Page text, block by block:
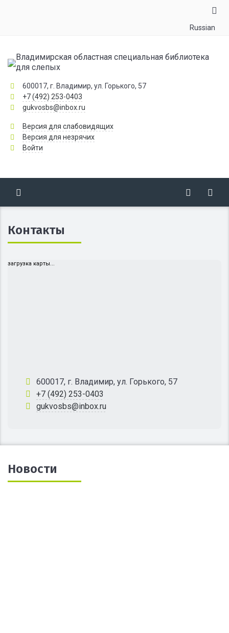
Russian
Владимирская областная специальная библиотека
для слепых
600017, г. Владимир, ул. Горького, 57
+7 (492) 253-0403
gukvosbs@inbox.ru
Версия для слабовидящих
Версия для незрячих
Войти
Контакты
загрузка карты...
600017, г. Владимир, ул. Горького, 57
+7 (492) 253-0403
gukvosbs@inbox.ru
Новости